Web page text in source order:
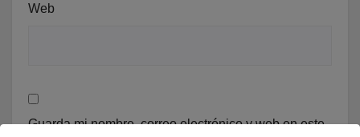
Web
Guarda mi nombre, correo electrónico y web en este